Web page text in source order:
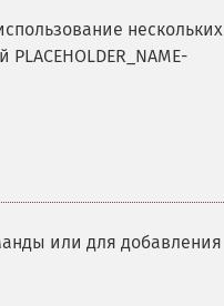
нескольких
или для добавления